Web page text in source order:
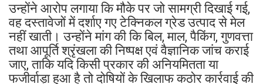
उन्होंने आरोप लगाया कि मौके पर जो सामग्री दिखाई गई,
वह दस्तावेजों में दर्शाए गए टेक्निकल ग्रेड उत्पाद से मेल
नहीं खाती। उन्होंने मांग की कि बिल, माल, पैकिंग, गुणवत्ता
तथा आपूर्ति श्रृंखला की निष्पक्ष एवं वैज्ञानिक जांच कराई
जाए, ताकि यदि किसी प्रकार की अनियमितता या
फजीर्वाड़ा हुआ है तो दोषियों के खिलाफ कठोर कार्रवाई की